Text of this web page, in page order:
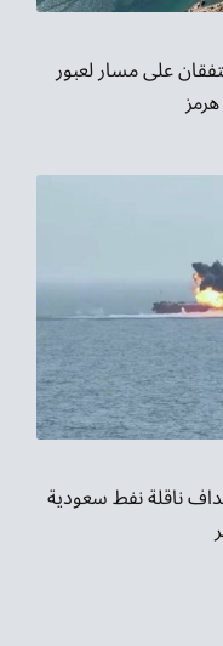
على مسار لعبور
ناقلة نفط سعودية